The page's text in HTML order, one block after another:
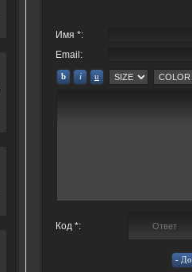
Имя *:
Email:
Код *: